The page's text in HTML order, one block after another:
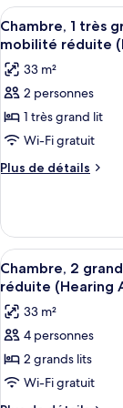
grand
lit,
accessible
aux
personnes
à
mobilité
réduite
type
de
chambre
très
grand
lit,
accessible
personnes
(Accessible
Tub)
Afficher
toutes
les
photos
pour
ce
type
de
1
très
grand
lit,
accessible
aux
personnes
à
mobilité
5
Chambre, 1 très
mobilité réduite
33 m²
2 personnes
1 très grand lit
Wi-Fi gratuit
Plus de détails
Plus
le
type
de
chambre
Chambre,
très
grand
lit,
accessible
Afficher
toutes
les
photos
pour
ce
type
5
Chambre, 2
réduite (Hearing
33 m²
4 personnes
2 grands lits
Wi-Fi gratuit